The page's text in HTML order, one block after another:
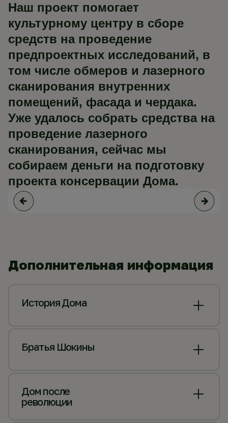
Наш проект помогает
культурному центру в сборе
средств на проведение
предпроектных исследований, в
том числе обмеров и лазерного
сканирования внутренних
помещений, фасада и чердака.
Уже удалось собрать средства на
проведение лазерного
сканирования, сейчас мы
собираем деньги на подготовку
проекта консервации Дома.
Дополнительная информация
История Дома
Братья Шокины
Дом после
революции